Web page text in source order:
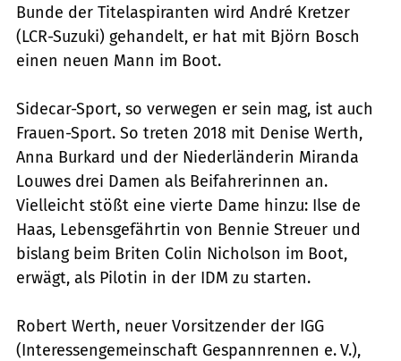
Bunde der Titelaspiranten wird André Kretzer
(LCR-Suzuki) ­gehandelt, er hat mit Björn Bosch
einen neuen Mann im Boot.
Sidecar-Sport, so verwegen er sein mag, ist auch
Frauen-Sport. So treten 2018 mit Denise Werth,
Anna Burkard und der Niederländerin Miranda
Louwes drei Damen als Beifahrerinnen an.
Vielleicht stößt eine vierte Dame hinzu: Ilse de
Haas, Lebensgefährtin von Bennie Streuer und
bislang beim Briten Colin Nicholson im Boot,
erwägt, als Pilotin in der IDM zu starten.
Robert Werth, neuer Vorsitzender der IGG
(Interessengemeinschaft Gespannrennen e. V.),